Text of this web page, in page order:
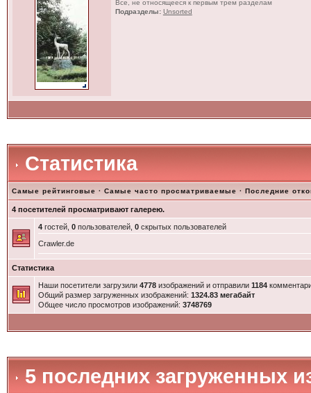
Все, не относящееся к первым трем разделам
Подразделы: Unsorted
Статистика
Самые рейтинговые · Самые часто просматриваемые · Последние
4 посетителей просматривают галерею.
4гостей, 0пользователей, 0скрытых пользователей
Crawler.de
Статистика
Наши посетители загрузили 4778изображений и отправили 1184
Общий размер загруженных изображений: 1324.83 мегабайт
Общее число просмотров изображений: 3748769
5 последних загруженных